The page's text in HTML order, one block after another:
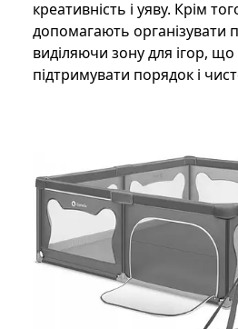
креативність і уяву. Крім
допомагають організувати
виділяючи зону для ігор,
підтримувати порядок і